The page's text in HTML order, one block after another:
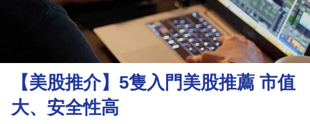
市
理
財
商
【美股推介】5隻入門美股推薦 市值
大、安全性高